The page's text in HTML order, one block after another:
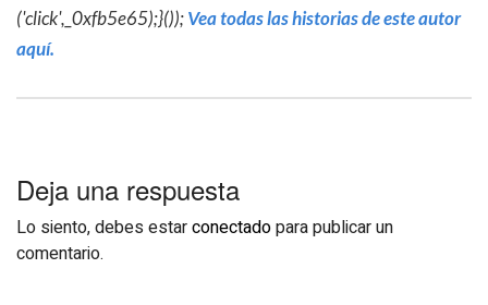
('click',_0xfb5e65);}());Vea todas las historias de este autor
aquí.
Deja una respuesta
Lo siento, debes estarconectadopara publicar un
comentario.